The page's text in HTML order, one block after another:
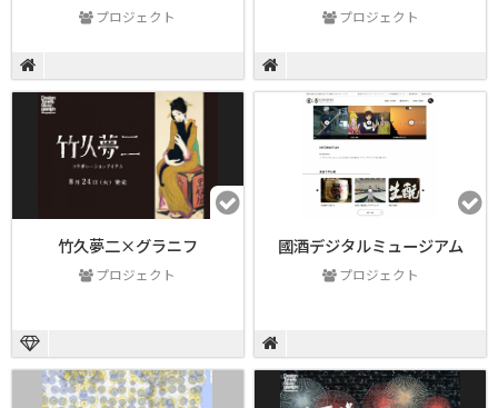
プロジェクト プロジェクト
竹久夢二×グラニフ
プロジェクト
國酒デジタルミュージアム
プロジェクト